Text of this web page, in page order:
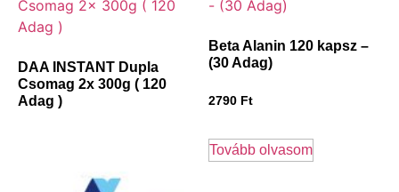
DAA INSTANT Dupla
Csomag 2x 300g ( 120
Adag )
Beta Alanin 120 kapsz –
(30 Adag)
2790 Ft
Tovább olvasom